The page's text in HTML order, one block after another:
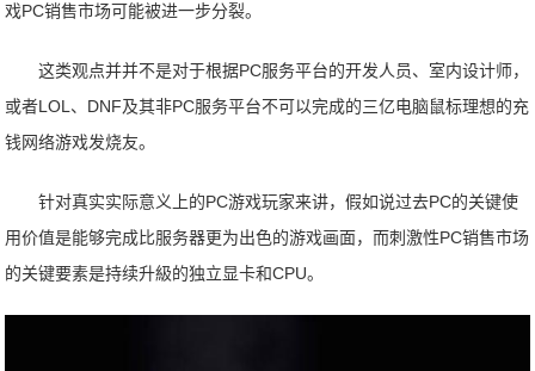
戏PC销售市场可能被进一步分裂。
这类观点并并不是对于根据PC服务平台的开发人员、室内设计师，
或者LOL、DNF及其非PC服务平台不可以完成的三亿电脑鼠标理想的充
钱网络游戏发烧友。
针对真实实际意义上的PC游戏玩家来讲，假如说过去PC的关键使
用价值是能够完成比服务器更为出色的游戏画面，而刺激性PC销售市场
的关键要素是持续升級的独立显卡和CPU。